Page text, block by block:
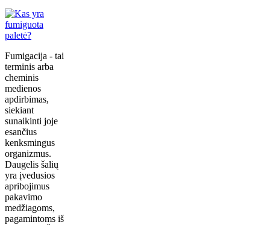
Fumigacija - tai
terminis arba
cheminis
medienos
apdirbimas,
siekiant
sunaikinti joje
esančius
kenksmingus
organizmus.
Daugelis šalių
yra įvedusios
apribojimus
pakavimo
medžiagoms,
pagamintoms iš